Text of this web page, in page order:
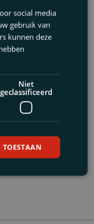
social media
gebruik van
kunnen deze
Niet
geclassificeerd
TOESTAAN